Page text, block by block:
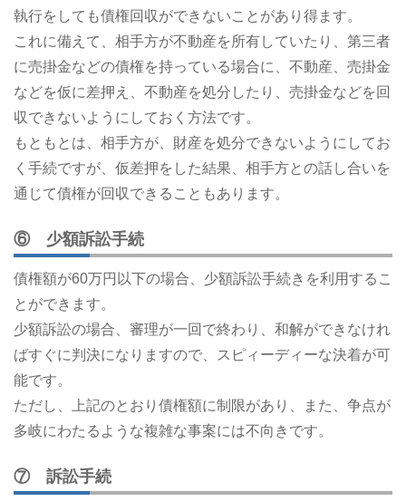
執行をしても債権回収ができないことがあり得ます。
これに備えて、相手方が不動産を所有していたり、第三者
に売掛金などの債権を持っている場合に、不動産、売掛金
などを仮に差押え、不動産を処分したり、売掛金などを回
収できないようにしておく方法です。
もともとは、相手方が、財産を処分できないようにしてお
く手続ですが、仮差押をした結果、相手方との話し合いを
通じて債権が回収できることもあります。
⑥ 少額訴訟手続
債権額が60万円以下の場合、少額訴訟手続きを利用するこ
とができます。
少額訴訟の場合、審理が一回で終わり、和解ができなけれ
ばすぐに判決になりますので、スピィーディーな決着が可
能です。
ただし、上記のとおり債権額に制限があり、また、争点が
多岐にわたるような複雑な事案には不向きです。
⑦ 訴訟手続